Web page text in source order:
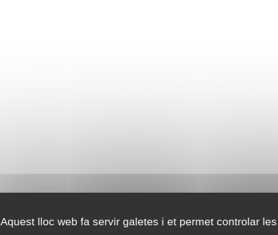
Aquest lloc web fa servir galetes i et permet controlar